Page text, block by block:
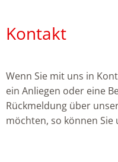
Kontakt
Wenn Sie mit uns in
ein Anliegen oder eine
Rückmeldung über
möchten, so können